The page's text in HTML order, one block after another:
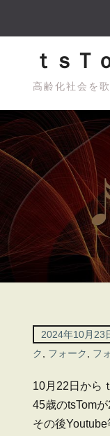
ｔｓＴ
高齢化社会を
2024年10月23
ク
フォーク フ
10月22日から
45歳のtsTom
その後